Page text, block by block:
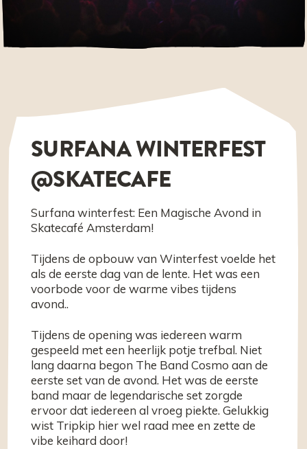
SURFANA WINTERFEST
@SKATECAFE
Surfana winterfest: Een Magische Avond in
Skatecafé Amsterdam!
Tijdens de opbouw van Winterfest voelde het
als de eerste dag van de lente. Het was een
voorbode voor de warme vibes tijdens
avond..
Tijdens de opening was iedereen warm
gespeeld met een heerlijk potje trefbal. Niet
lang daarna begon The Band Cosmo aan de
eerste set van de avond. Het was de eerste
band maar de legendarische set zorgde
ervoor dat iedereen al vroeg piekte. Gelukkig
wist Tripkip hier wel raad mee en zette de
vibe keihard door!